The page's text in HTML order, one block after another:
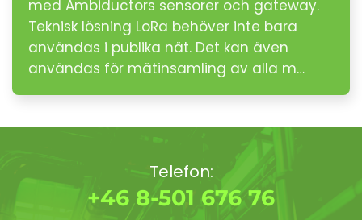
med Ambiductors sensorer och gateway.
Teknisk lösning LoRa behöver inte bara
användas i publika nät. Det kan även
användas för mätinsamling av alla m…
Telefon:
+46 8-501 676 76